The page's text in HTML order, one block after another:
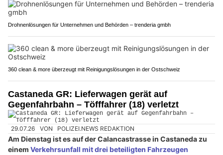
Drohnenlösungen für Unternehmen und Behörden – trenderia gmbh
360 clean & more überzeugt mit Reinigungslösungen in der Ostschweiz
Castaneda GR: Lieferwagen gerät auf
Gegenfahrbahn – Töfffahrer (18) verletzt
29.07.26 VON POLIZEI.NEWS REDAKTION
Am Dienstag ist es auf der Calancastrasse in Castaneda zu
einem Verkehrsunfall mit drei beteiligten Fahrzeugen